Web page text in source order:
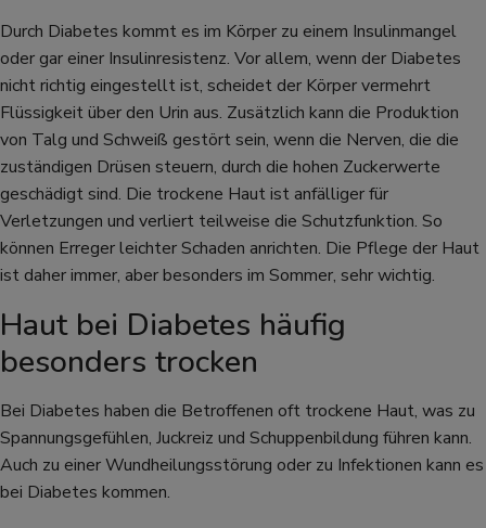
Durch Diabetes kommt es im Körper zu einem Insulinmangel
oder gar einer Insulinresistenz. Vor allem, wenn der Diabetes
nicht richtig eingestellt ist, scheidet der Körper vermehrt
Flüssigkeit über den Urin aus. Zusätzlich kann die Produktion
von Talg und Schweiß gestört sein, wenn die Nerven, die die
zuständigen Drüsen steuern, durch die hohen Zuckerwerte
geschädigt sind. Die trockene Haut ist anfälliger für
Verletzungen und verliert teilweise die Schutzfunktion. So
können Erreger leichter Schaden anrichten. Die Pflege der Haut
ist daher immer, aber besonders im Sommer, sehr wichtig.
Haut bei Diabetes häufig
besonders trocken
Bei Diabetes haben die Betroffenen oft trockene Haut, was zu
Spannungsgefühlen, Juckreiz und Schuppenbildung führen kann.
Auch zu einer Wundheilungsstörung oder zu Infektionen kann es
bei Diabetes kommen.